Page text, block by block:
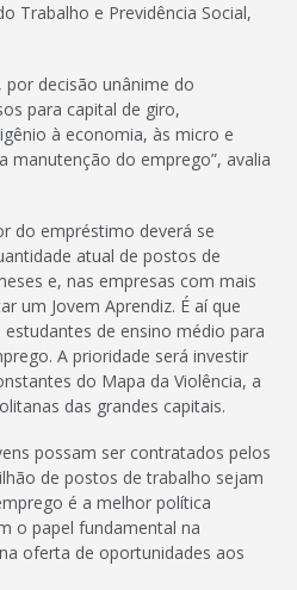
Trabalho e Previdência Social,
por decisão unânime do
para capital de giro,
à economia, às micro e
manutenção do emprego”, avalia
do empréstimo deverá se
atual de postos de
e, nas empresas com mais
um Jovem Aprendiz. É aí que
de ensino médio para
A prioridade será investir
do Mapa da Violência, a
das grandes capitais.
possam ser contratados pelos
de postos de trabalho sejam
é a melhor política
o papel fundamental na
oferta de oportunidades aos